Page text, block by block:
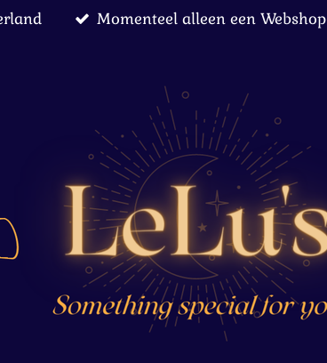
Momenteel alleen een Webshop